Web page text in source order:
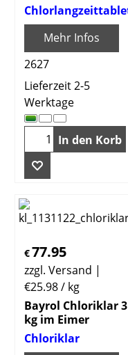
Mehr Infos
2627
Lieferzeit 2-5
Werktage
In den Korb
€77.95
zzgl. Versand
€25.98/ kg
Bayrol Chloriklar 3
kg im Eimer
Chloriklar